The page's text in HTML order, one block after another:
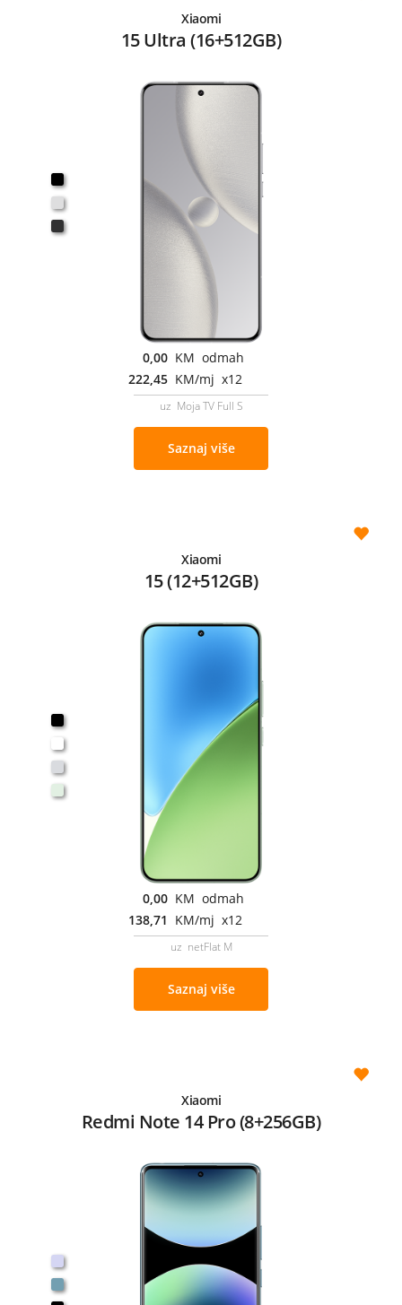
Xiaomi
15 Ultra (16+512GB)
0,00 KM odmah
222,45 KM/mj x12
uz Moja TV Full S
Saznaj više
Xiaomi
15 (12+512GB)
0,00 KM odmah
138,71 KM/mj x12
uz netFlat M
Saznaj više
Xiaomi
Redmi Note 14 Pro (8+256GB)